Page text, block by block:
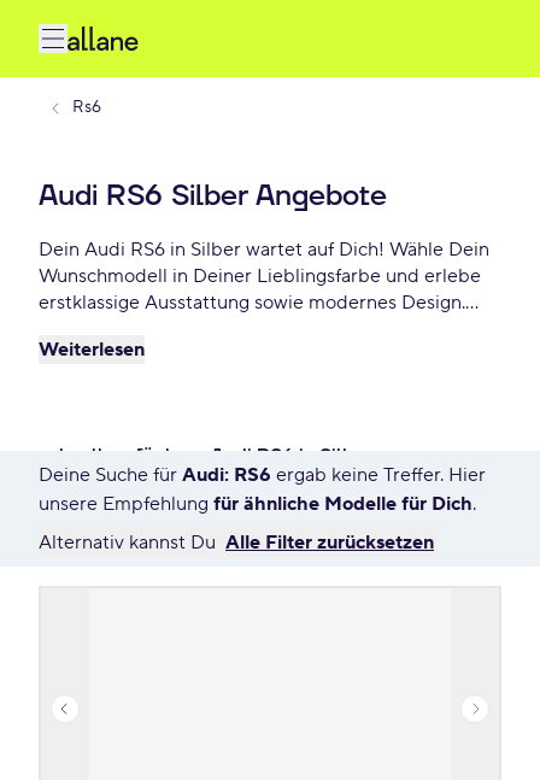
Rs6
Audi RS6 Silber Angebote
Dein Audi RS6 in Silber wartet auf Dich! Wähle Dein
Wunschmodell in Deiner Lieblingsfarbe und erlebe
erstklassige Ausstattung sowie modernes Design.
Finanzierungsoptionen und fahre Dein Audi RS6
Weiterlesen
schnell verfügbare Audi RS6 in Silber
1 Angebot für Deine Suche
Deine Suche für Audi: RS6 ergab keine Treffer. Hier
unsere Empfehlung für ähnliche Modelle für Dich.
Alternativ kannst Du Alle Filter zurücksetzen